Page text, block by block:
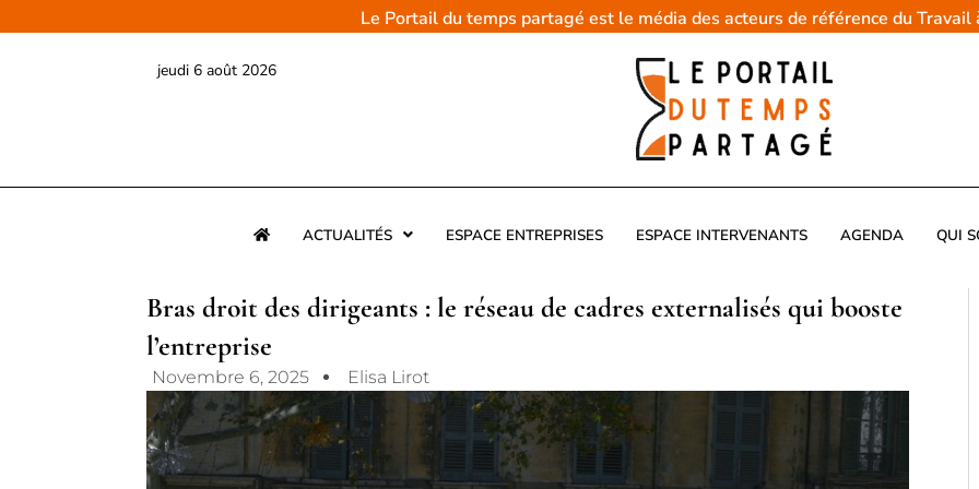
au
Le Portail du temps partagé est le média des acteurs de référence du
jeudi 6 août 2026
ACTUALITÉS ESPACE ENTREPRISES ESPACE INTERVENANTS AGENDA QUI
Bras droit des dirigeants : le réseau de cadres externalisés qui booste
l’entreprise
Novembre 6, 2025 Elisa Lirot